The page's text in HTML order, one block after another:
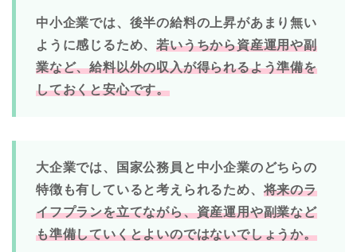
中小企業では、後半の給料の上昇があまり無い
ように感じるため、若いうちから資産運用や副
業など、給料以外の収入が得られるよう準備を
しておくと安心です。
大企業では、国家公務員と中小企業のどちらの
特徴も有していると考えられるため、 将来のラ
イフプランを立てながら、資産運用や副業など
も準備していくとよいのではないでしょうか。